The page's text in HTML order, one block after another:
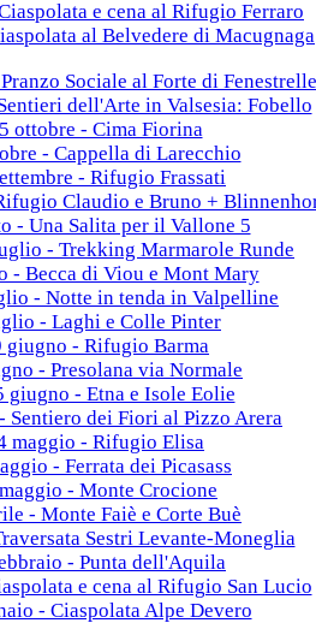
e cena al Rifugio Ferraro
al Belvedere di Macugnaga
Sociale al Forte di Fenestrelle
dell'Arte in Valsesia: Fobello
ottobre - Cima Fiorina
- Cappella di Larecchio
- Rifugio Frassati
Claudio e Bruno +
- Una Salita per il Vallone 5
- Trekking Marmarole Runde
- Becca di Viou e Mont Mary
- Notte in tenda in Valpelline
- Laghi e Colle Pinter
giugno - Rifugio Barma
- Presolana via Normale
giugno - Etna e Isole Eolie
Sentiero dei Fiori al Pizzo Arera
maggio - Rifugio Elisa
- Ferrata dei Picasass
- Monte Crocione
- Monte Faiè e Corte Buè
Sestri Levante-Moneglia
- Punta dell'Aquila
e cena al Rifugio San Lucio
- Ciaspolata Alpe Devero